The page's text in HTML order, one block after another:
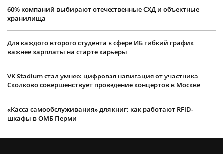
60% компаний выбирают отечественные СХД и объектные
хранилища
Для каждого второго студента в сфере ИБ гибкий график
важнее зарплаты на старте карьеры
VK Stadium стал умнее: цифровая навигация от участника
Сколково совершенствует проведение концертов в Москве
«Касса самообслуживания» для книг: как работают RFID-
шкафы в ОМБ Перми